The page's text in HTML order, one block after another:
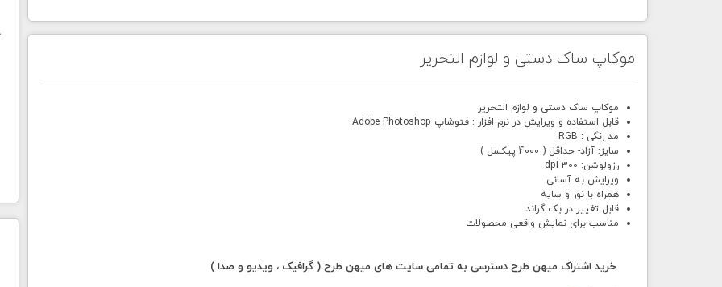
موکاپ ساک دستی و لوازم التحریر
موکاپ ساک دستی و لوازم التحریر
قابل استفاده و ویرایش در نرم افزار : فتوشاپ Adobe Photoshop
مد رنگی : RGB
سایز: آزاد- حداقل ( 4000 پیکسل )
رزولوشن: 300 dpi
ویرایش به آسانی
همراه با نور و سایه
قابل تغییر در بک گراند
مناسب برای نمایش واقعی محصولات
خرید اشتراک میهن طرح دسترسی به تمامی سایت های میهن طرح ( گرافیک ، ویدیو و صدا )